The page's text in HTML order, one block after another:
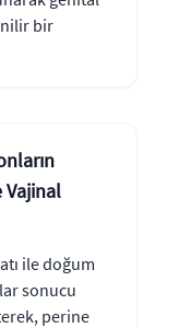
bir
Vajinal
ile doğum
sonucu
perine